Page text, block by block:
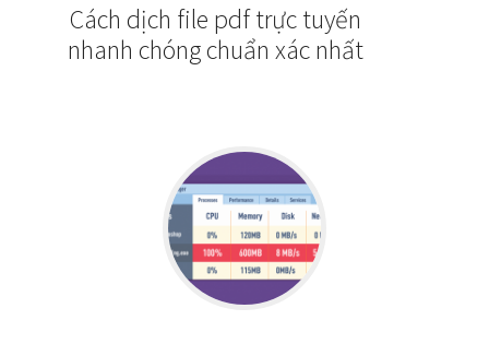
Cách dịch file pdf trực tuyến
nhanh chóng chuẩn xác nhất